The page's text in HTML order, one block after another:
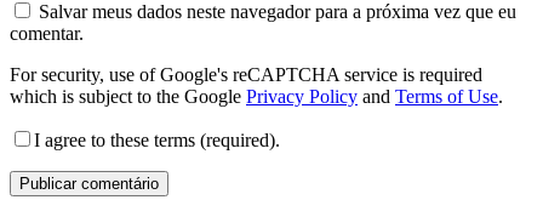
Salvar meus dados neste navegador para a próxima vez que eu
comentar.
For security, use of Google's reCAPTCHA service is required
which is subject to the Google Privacy Policy and Terms of Use.
I agree to these terms (required).